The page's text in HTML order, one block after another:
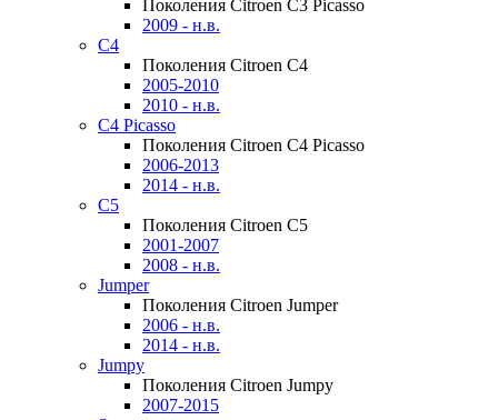
Поколения Citroen C3 Picasso
2009 - н.в.
C4
Поколения Citroen C4
2005-2010
2010 - н.в.
C4 Picasso
Поколения Citroen C4 Picasso
2006-2013
2014 - н.в.
C5
Поколения Citroen C5
2001-2007
2008 - н.в.
Jumper
Поколения Citroen Jumper
2006 - н.в.
2014 - н.в.
Jumpy
Поколения Citroen Jumpy
2007-2015